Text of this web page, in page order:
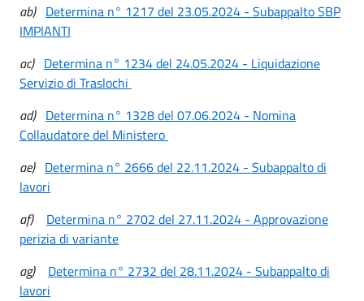
ab) Determina n° 1217 del 23.05.2024 - Subappalto SBP
IMPIANTI
ac) Determina n° 1234 del 24.05.2024 - Liquidazione
Servizio di Traslochi
ad) Determina n° 1328 del 07.06.2024 - Nomina
Collaudatore del Ministero
ae) Determina n° 2666 del 22.11.2024 - Subappalto di
lavori
af)
Determina n° 2702 del 27.11.2024 - Approvazione
perizia di variante
ag)
Determina n° 2732 del 28.11.2024 - Subappalto di
lavori